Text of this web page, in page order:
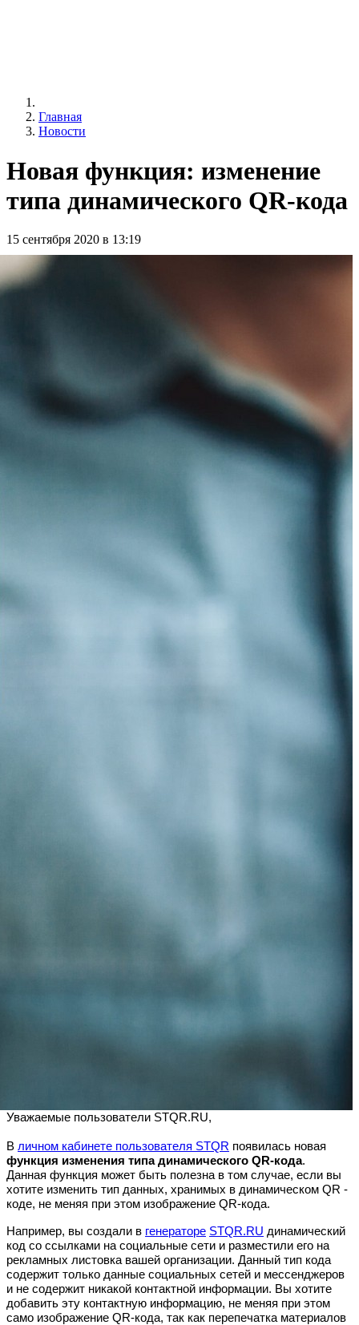
Главная
Новости
Новая функция: изменение
типа динамического QR-кода
15 сентября 2020 в 13:19
Уважаемые пользователи STQR.RU,
В личном кабинете пользователя STQR появилась новая
функция изменения типа динамического QR-кода.
Данная функция может быть полезна в том случае, если вы
хотите изменить тип данных, хранимых в динамическом QR -
коде, не меняя при этом изображение QR-кода.
Например, вы создали в генераторе STQR.RU динамический
код со ссылками на социальные сети и разместили его на
рекламных листовка вашей организации. Данный тип кода
содержит только данные социальных сетей и мессенджеров
и не содержит никакой контактной информации. Вы хотите
добавить эту контактную информацию, не меняя при этом
само изображение QR-кода, так как перепечатка материалов